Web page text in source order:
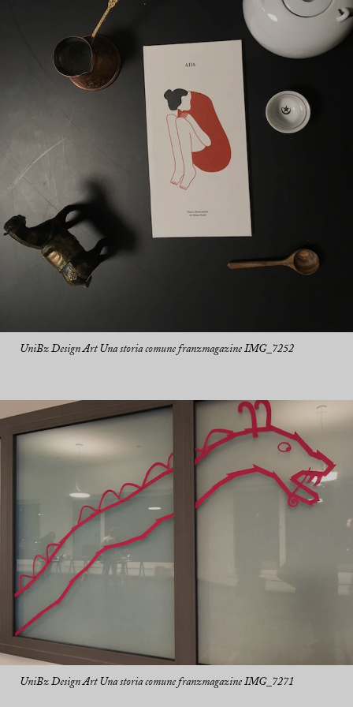
UniBz Design Art Una storia comune franzmagazine IMG_7252
UniBz Design Art Una storia comune franzmagazine IMG_7271